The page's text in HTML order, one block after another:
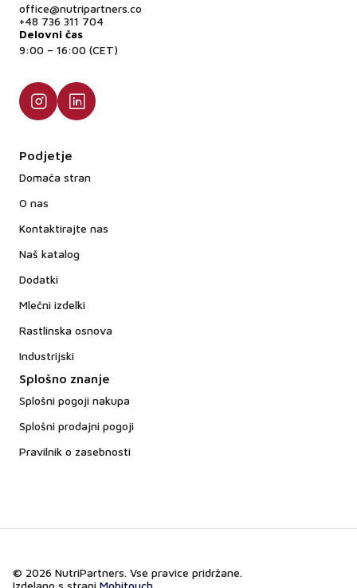
office@nutripartners.co
+48 736 311 704
Delovni čas
9:00 – 16:00 (CET)
Podjetje
Domača stran
O nas
Kontaktirajte nas
Naš katalog
Dodatki
Mlečni izdelki
Rastlinska osnova
Industrijski
Splošno znanje
Splošni pogoji nakupa
Splošni prodajni pogoji
Pravilnik o zasebnosti
© 2026 NutriPartners. Vse pravice pridržane.
Izdelano s strani Mobitouch